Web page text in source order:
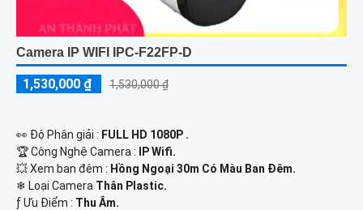
Camera IP WIFI IPC-F22FP-D
1,530,000 ₫ 1,530,000 ₫
️👀 Độ Phân giải : FULL HD 1080P .
🏆 Công Nghệ Camera :
IP Wifi.
💥 Xem ban đêm : Hồng Ngoại 30m Có Màu Ban Đêm.
❄ Loại Camera Thân Plastic.
️ƒ Ưu Điểm : Thu Âm.